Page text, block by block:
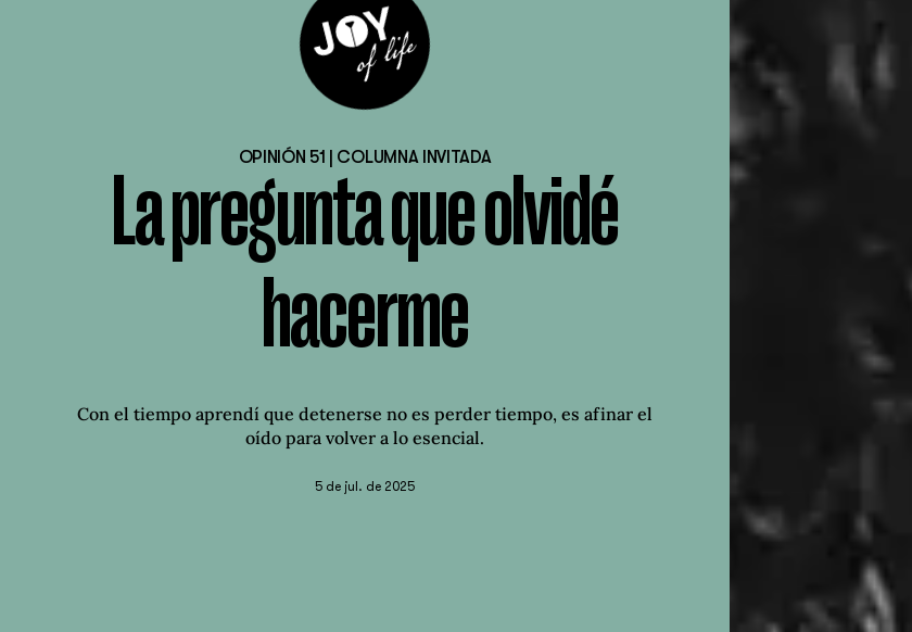
OPINIÓN 51 | COLUMNA INVITADA
La pregunta que olvidé
hacerme
Con el tiempo aprendí que detenerse no es perder tiempo, es afinar el
oído para volver a lo esencial.
5 de jul. de 2025